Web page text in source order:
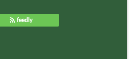
feedly